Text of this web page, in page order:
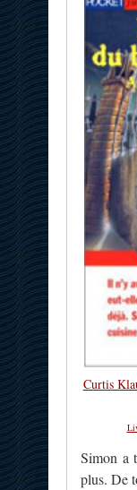
Curtis
Simon a
plus. De